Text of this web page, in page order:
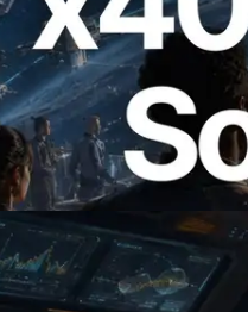
付的 Solana RPC
付款的時代開啟